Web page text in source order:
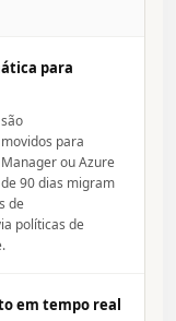
para
para
ou Azure
90 dias migram
de
políticas de
em tempo real